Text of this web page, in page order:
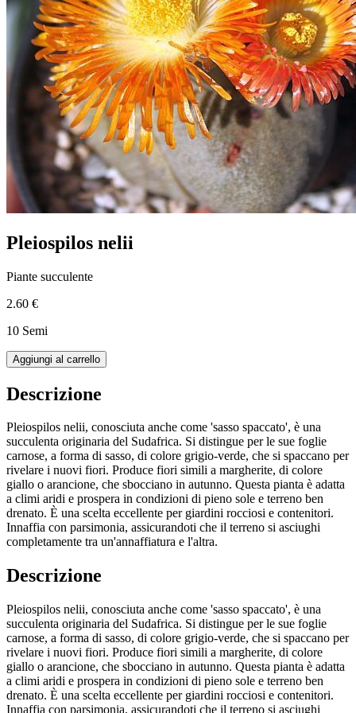
Pleiospilos nelii
Piante succulente
2.60 €
10 Semi
Aggiungi al carrello
Descrizione
Pleiospilos nelii, conosciuta anche come 'sasso spaccato', è una
succulenta originaria del Sudafrica. Si distingue per le sue foglie
carnose, a forma di sasso, di colore grigio-verde, che si spaccano per
rivelare i nuovi fiori. Produce fiori simili a margherite, di colore
giallo o arancione, che sbocciano in autunno. Questa pianta è adatta
a climi aridi e prospera in condizioni di pieno sole e terreno ben
drenato. È una scelta eccellente per giardini rocciosi e contenitori.
Innaffia con parsimonia, assicurandoti che il terreno si asciughi
completamente tra un'annaffiatura e l'altra.
Descrizione
Pleiospilos nelii, conosciuta anche come 'sasso spaccato', è una
succulenta originaria del Sudafrica. Si distingue per le sue foglie
carnose, a forma di sasso, di colore grigio-verde, che si spaccano per
rivelare i nuovi fiori. Produce fiori simili a margherite, di colore
giallo o arancione, che sbocciano in autunno. Questa pianta è adatta
a climi aridi e prospera in condizioni di pieno sole e terreno ben
drenato. È una scelta eccellente per giardini rocciosi e contenitori.
Innaffia con parsimonia, assicurandoti che il terreno si asciughi